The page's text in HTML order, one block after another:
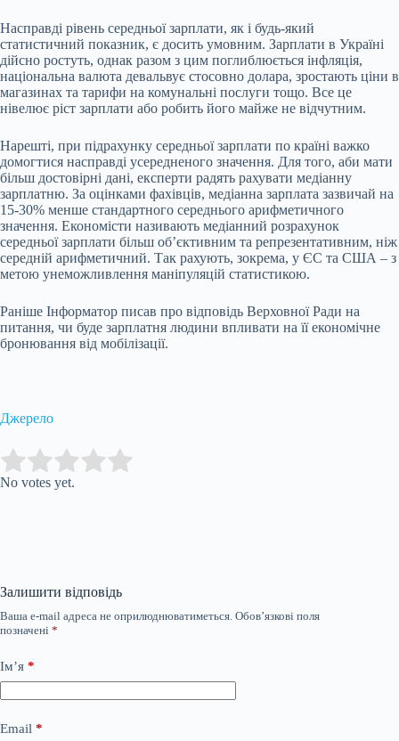
Насправді рівень середньої зарплати, як і будь-який
статистичний показник, є досить умовним. Зарплати в Україні
дійсно ростуть, однак разом з цим поглиблюється інфляція,
національна валюта девальвує стосовно долара, зростають ціни в
магазинах та тарифи на комунальні послуги тощо. Все це
нівелює ріст зарплати або робить його майже не відчутним.
Нарешті, при підрахунку середньої зарплати по країні важко
домогтися насправді усередненого значення. Для того, аби мати
більш достовірні дані, експерти радять рахувати медіанну
зарплатню. За оцінками фахівців, медіанна зарплата зазвичай на
15-30% менше стандартного середнього арифметичного
значення. Економісти називають медіанний розрахунок
середньої зарплати більш об’єктивним та репрезентативним, ніж
середній арифметичний. Так рахують, зокрема, у ЄС та США – з
метою унеможливлення маніпуляцій статистикою.
Раніше Інформатор писав про відповідь Верховної Ради на
питання, чи буде зарплатня людини впливати на її економічне
бронювання від мобілізації.
Джерело
Rate this item:
No votes yet.
Залишити відповідь
Ваша e-mail адреса не оприлюднюватиметься. Обов’язкові поля
позначені *
Ім’я *
Email *